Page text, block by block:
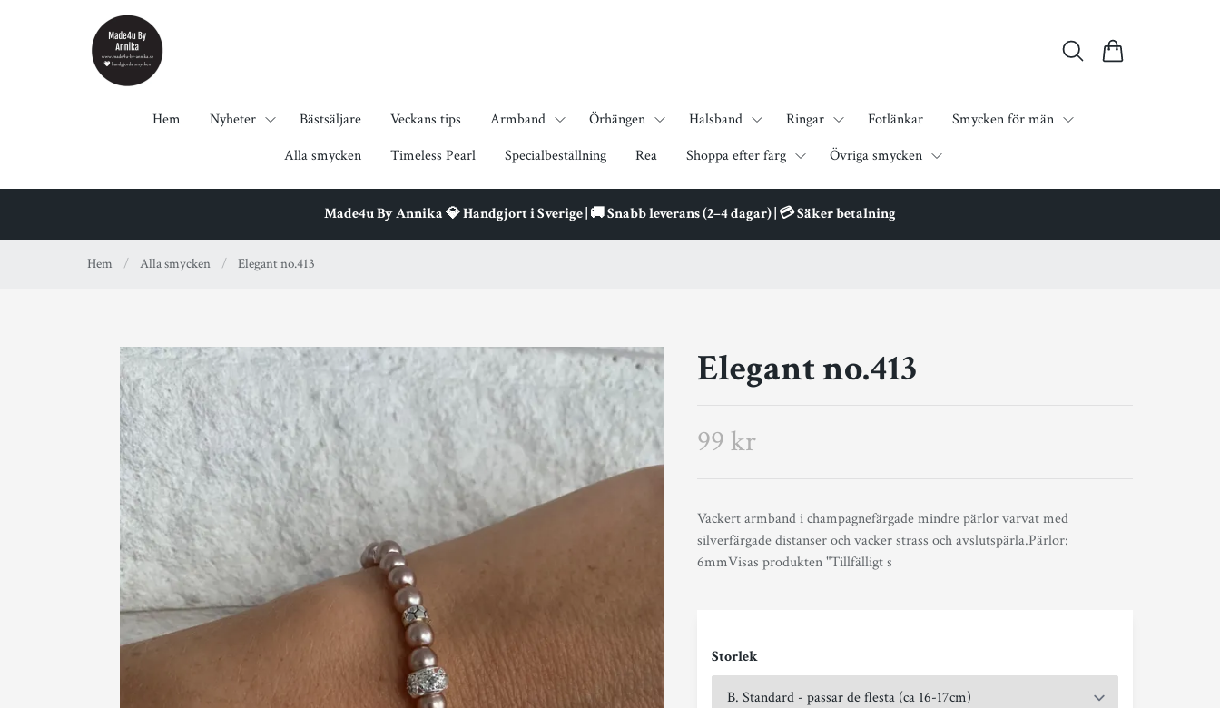
Hem Nyheter Bästsäljare Veckans tips Armband Örhängen Halsband Ringar Fotlänkar
Smycken för män
Alla smycken
Timeless Pearl Specialbeställning Rea Shoppa efter färg Övriga smycken
Made4u By Annika 💎 Handgjort i Sverige | 🚚 Snabb leverans (2–4 dagar) | 💳 Säker betalning
Hem / Alla smycken / Elegant no.413
Elegant no.413
99 kr
Vackert armband i champagnefärgade mindre pärlor varvat med
silverfärgade distanser och vacker strass och avslutspärla.Pärlor:
6mmVisas produkten "Tillfälligt s
Storlek